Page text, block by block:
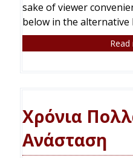
sake of viewer
below in the alternative
Χρόνια
Ανάσταση